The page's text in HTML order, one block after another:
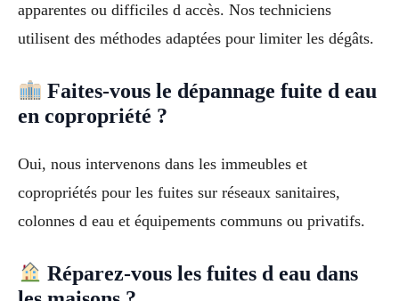
apparentes ou difficiles d accès. Nos techniciens
utilisent des méthodes adaptées pour limiter les dégâts.
Faites-vous le dépannage fuite d eau
en copropriété ?
Oui, nous intervenons dans les immeubles et
copropriétés pour les fuites sur réseaux sanitaires,
colonnes d eau et équipements communs ou privatifs.
Réparez-vous les fuites d eau dans